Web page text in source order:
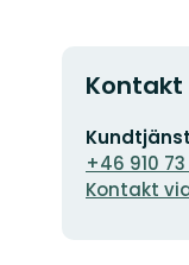
Kontakt
E-
postadress
+46 910
Kontakt